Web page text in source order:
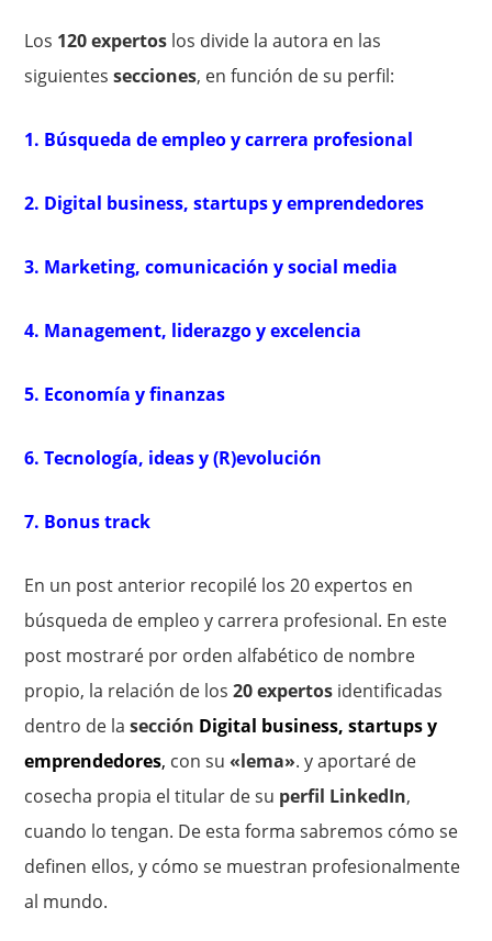
Los 120 expertos los divide la autora en las
siguientessecciones, en función de su perfil:
1. Búsqueda de empleo y carrera profesional
2. Digital business, startups y emprendedores
3. Marketing, comunicación y social media
4. Management, liderazgo y excelencia
5. Economía y finanzas
6. Tecnología, ideas y (R)evolución
7. Bonus track
En un post anterior recopilé los 20 expertos en
búsqueda de empleo y carrera profesional. En este
post mostraré por orden alfabético de nombre
propio, la relación de los20 expertos identificadas
dentro de lasección Digital business, startups y
emprendedores, con su«lema». y aportaré de
cosecha propia el titular de su perfil LinkedIn,
cuando lo tengan. De esta forma sabremos cómo se
definen ellos, y cómo se muestran profesionalmente
al mundo.